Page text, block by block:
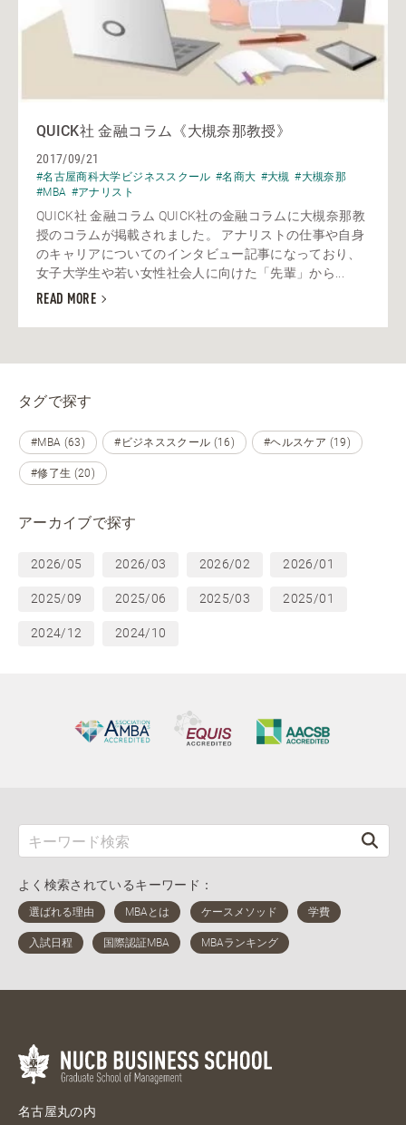
QUICK社 金融コラム《大槻奈那教授》
2017/09/21
#名古屋商科大学ビジネススクール #名商大 #大槻 #大槻奈那
#MBA #アナリスト
QUICK社 金融コラム QUICK社の金融コラムに大槻奈那教
授のコラムが掲載されました。 アナリストの仕事や自身
のキャリアについてのインタビュー記事になっており、
女子大学生や若い女性社会人に向けた「先輩」から...
READ MORE
タグで探す
#MBA (63) #ビジネススクール (16) #ヘルスケア (19)
#修了生 (20)
アーカイブで探す
2026/05 2026/03 2026/02 2026/01
2025/09 2025/06 2025/03 2025/01
2024/12 2024/10
よく検索されているキーワード：
名古屋丸の内